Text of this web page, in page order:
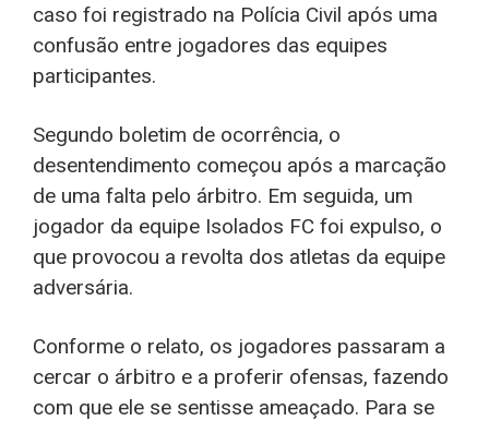
caso foi registrado na Polícia Civil após uma
confusão entre jogadores das equipes
participantes.
Segundo boletim de ocorrência, o
desentendimento começou após a marcação
de uma falta pelo árbitro. Em seguida, um
jogador da equipe Isolados FC foi expulso, o
que provocou a revolta dos atletas da equipe
adversária.
Conforme o relato, os jogadores passaram a
cercar o árbitro e a proferir ofensas, fazendo
com que ele se sentisse ameaçado. Para se